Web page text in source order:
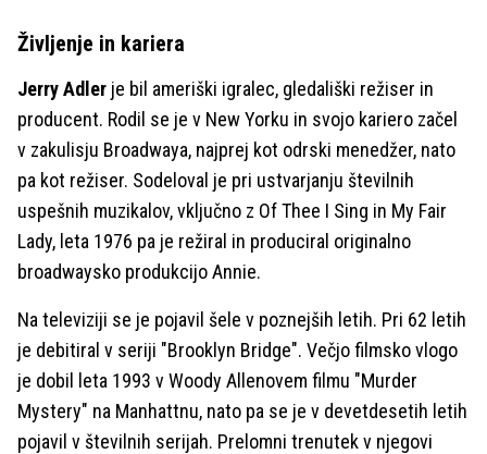
Življenje in kariera
Jerry Adler je bil ameriški igralec, gledališki režiser in
producent. Rodil se je v New Yorku in svojo kariero začel
v zakulisju Broadwaya, najprej kot odrski menedžer, nato
pa kot režiser. Sodeloval je pri ustvarjanju številnih
uspešnih muzikalov, vključno z Of Thee I Sing in My Fair
Lady, leta 1976 pa je režiral in produciral originalno
broadwaysko produkcijo Annie.
Na televiziji se je pojavil šele v poznejših letih. Pri 62 letih
je debitiral v seriji "Brooklyn Bridge". Večjo filmsko vlogo
je dobil leta 1993 v Woody Allenovem filmu "Murder
Mystery" na Manhattnu, nato pa se je v devetdesetih letih
pojavil v številnih serijah. Prelomni trenutek v njegovi